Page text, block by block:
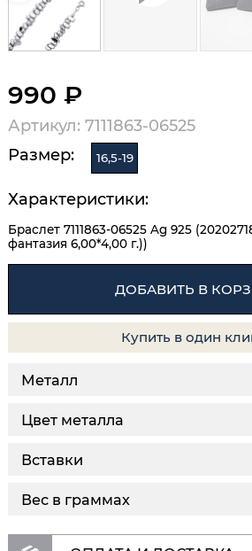
990 ₽
Артикул: 7111863-06525
Размер:
16,5-19
Характеристики:
Браслет 7111863-06525 Ag 925
фантазия 6,00*4,00 г.))
ДОБАВИТЬ В
Купить в один
Металл
Цвет металла
Вставки
Вес в граммах